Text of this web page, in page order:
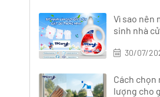
Vì sao nên
sinh nhà
30/07/
Cách chọn
lượng cho